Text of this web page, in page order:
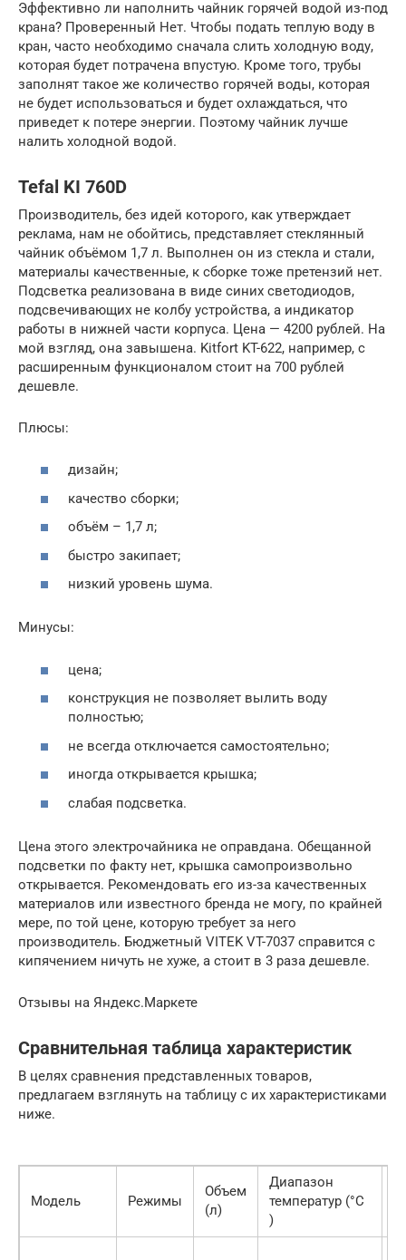
Эффективно ли наполнить чайник горячей водой из-под
крана? Проверенный Нет. Чтобы подать теплую воду в
кран, часто необходимо сначала слить холодную воду,
которая будет потрачена впустую. Кроме того, трубы
заполнят такое же количество горячей воды, которая
не будет использоваться и будет охлаждаться, что
приведет к потере энергии. Поэтому чайник лучше
налить холодной водой.
Tefal KI 760D
Производитель, без идей которого, как утверждает
реклама, нам не обойтись, представляет стеклянный
чайник объёмом 1,7 л. Выполнен он из стекла и стали,
материалы качественные, к сборке тоже претензий нет.
Подсветка реализована в виде синих светодиодов,
подсвечивающих не колбу устройства, а индикатор
работы в нижней части корпуса. Цена — 4200 рублей. На
мой взгляд, она завышена. Kitfort KT-622, например, с
расширенным функционалом стоит на 700 рублей
дешевле.
Плюсы:
дизайн;
качество сборки;
объём – 1,7 л;
быстро закипает;
низкий уровень шума.
Минусы:
цена;
конструкция не позволяет вылить воду
полностью;
не всегда отключается самостоятельно;
иногда открывается крышка;
слабая подсветка.
Цена этого электрочайника не оправдана. Обещанной
подсветки по факту нет, крышка самопроизвольно
открывается. Рекомендовать его из-за качественных
материалов или известного бренда не могу, по крайней
мере, по той цене, которую требует за него
производитель. Бюджетный VITEK VT-7037 справится с
кипячением ничуть не хуже, а стоит в 3 раза дешевле.
Отзывы на Яндекс.Маркете
Сравнительная таблица характеристик
В целях сравнения представленных товаров,
предлагаем взглянуть на таблицу с их характеристиками
ниже.
Модель Режимы
Объем
(л)
Диапазон
температур (°C
)